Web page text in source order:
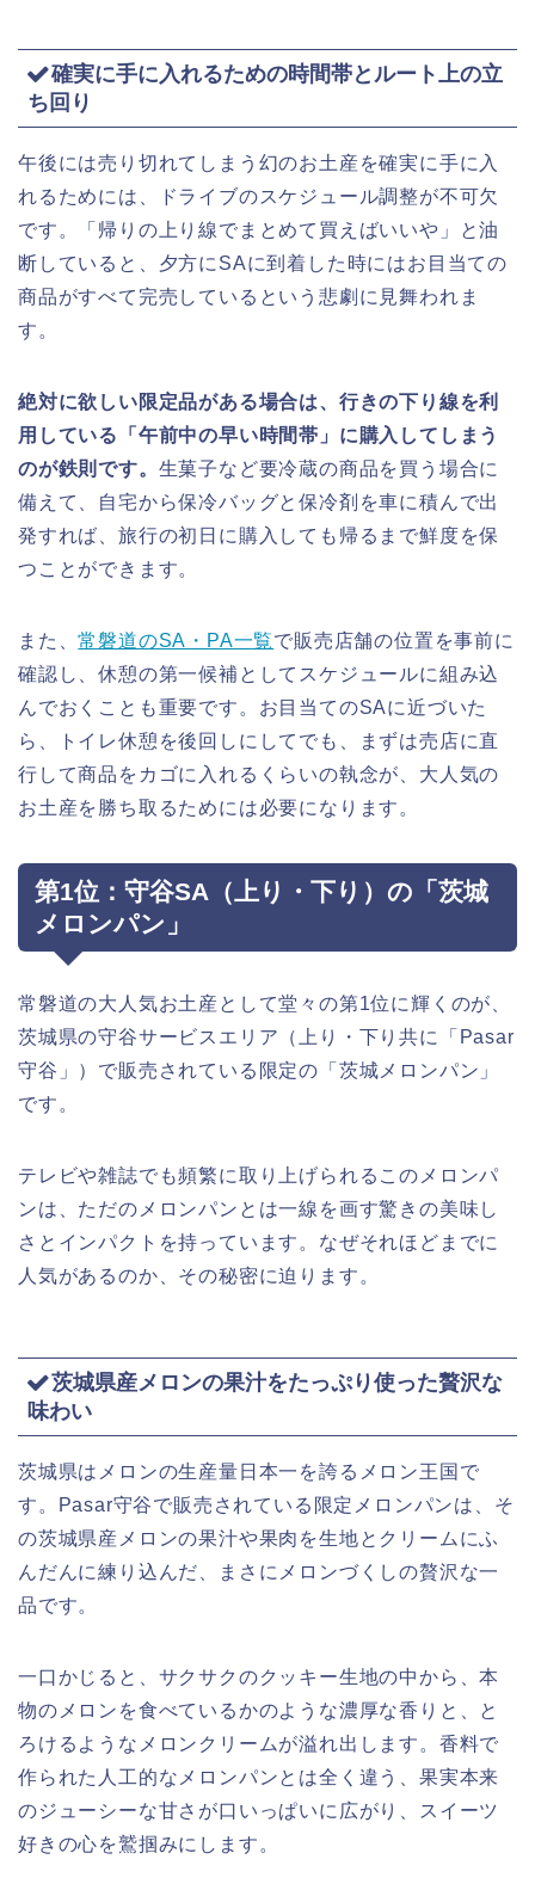
確実に手に入れるための時間帯とルート上の立
ち回り
午後には売り切れてしまう幻のお土産を確実に手に入
れるためには、ドライブのスケジュール調整が不可欠
です。「帰りの上り線でまとめて買えばいいや」と油
断していると、夕方にSAに到着した時にはお目当ての
商品がすべて完売しているという悲劇に見舞われま
す。
絶対に欲しい限定品がある場合は、行きの下り線を利
用している「午前中の早い時間帯」に購入してしまう
のが鉄則です。 生菓子など要冷蔵の商品を買う場合に
備えて、自宅から保冷バッグと保冷剤を車に積んで出
発すれば、旅行の初日に購入しても帰るまで鮮度を保
つことができます。
また、常磐道のSA・PA一覧で販売店舗の位置を事前に
確認し、休憩の第一候補としてスケジュールに組み込
んでおくことも重要です。お目当てのSAに近づいた
ら、トイレ休憩を後回しにしてでも、まずは売店に直
行して商品をカゴに入れるくらいの執念が、大人気の
お土産を勝ち取るためには必要になります。
第1位：守谷SA（上り・下り）の「茨城
メロンパン」
常磐道の大人気お土産として堂々の第1位に輝くのが、
茨城県の守谷サービスエリア（上り・下り共に「Pasar
守谷」）で販売されている限定の「茨城メロンパン」
です。
テレビや雑誌でも頻繁に取り上げられるこのメロンパ
ンは、ただのメロンパンとは一線を画す驚きの美味し
さとインパクトを持っています。なぜそれほどまでに
人気があるのか、その秘密に迫ります。
茨城県産メロンの果汁をたっぷり使った贅沢な
味わい
茨城県はメロンの生産量日本一を誇るメロン王国で
す。Pasar守谷で販売されている限定メロンパンは、そ
の茨城県産メロンの果汁や果肉を生地とクリームにふ
んだんに練り込んだ、まさにメロンづくしの贅沢な一
品です。
一口かじると、サクサクのクッキー生地の中から、本
物のメロンを食べているかのような濃厚な香りと、と
ろけるようなメロンクリームが溢れ出します。香料で
作られた人工的なメロンパンとは全く違う、果実本来
のジューシーな甘さが口いっぱいに広がり、スイーツ
好きの心を鷲掴みにします。